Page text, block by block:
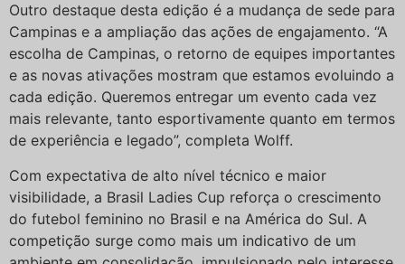
Outro destaque desta edição é a mudança de sede para
Campinas e a ampliação das ações de engajamento. “A
escolha de Campinas, o retorno de equipes importantes
e as novas ativações mostram que estamos evoluindo a
cada edição. Queremos entregar um evento cada vez
mais relevante, tanto esportivamente quanto em termos
de experiência e legado”, completa Wolff.
Com expectativa de alto nível técnico e maior
visibilidade, a Brasil Ladies Cup reforça o crescimento
do futebol feminino no Brasil e na América do Sul. A
competição surge como mais um indicativo de um